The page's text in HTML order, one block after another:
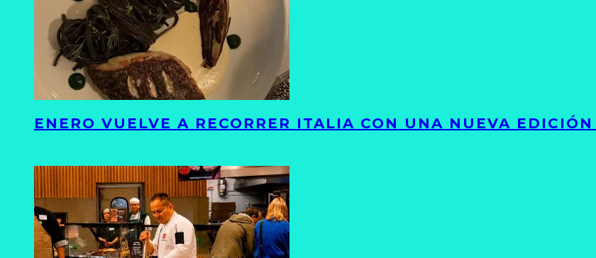
ENERO VUELVE A RECORRER ITALIA CON UNA NUEVA